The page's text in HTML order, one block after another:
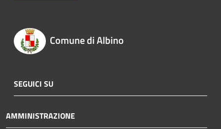
Comune di Albino
SEGUICI SU
AMMINISTRAZIONE